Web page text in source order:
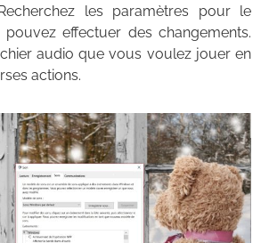
les paramètres pour le
effectuer des changements.
audio que vous voulez jouer en
actions.